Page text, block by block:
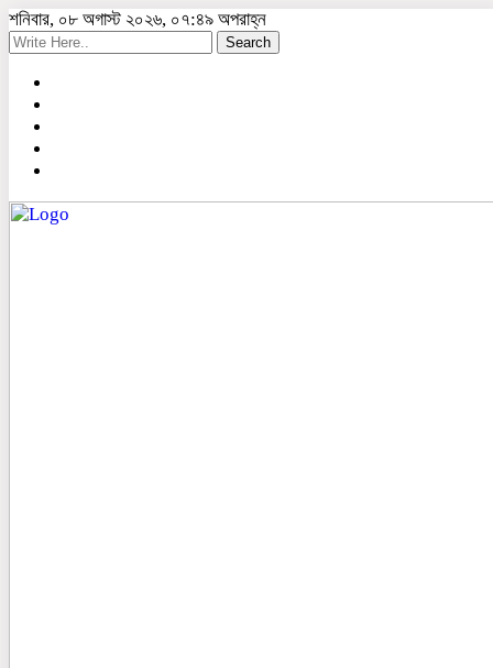
শনিবার, ০৮ অগাস্ট ২০২৬, ০৭:৪৯ অপরাহ্ন
Search